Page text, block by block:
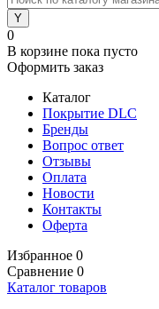
0
В корзине пока пусто
Оформить заказ
Каталог
Покрытие DLC
Бренды
Вопрос ответ
Отзывы
Оплата
Новости
Контакты
Оферта
Избранное 0
Сравнение 0
Каталог товаров